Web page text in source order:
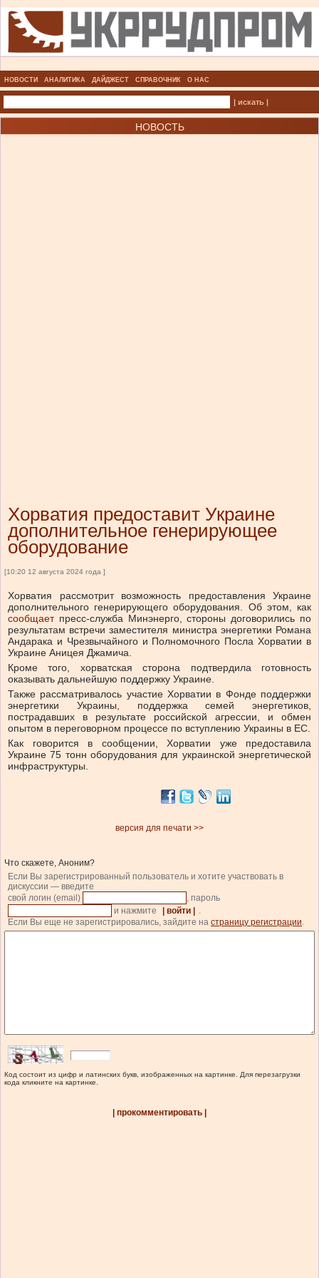
НОВОСТИ АНАЛИТИКА ДАЙДЖЕСТ СПРАВОЧНИК О НАС
| искать |
НОВОСТЬ
Хорватия предоставит Украине
дополнительное генерирующее
оборудование
[10:20 12 августа 2024 года ]
Хорватия рассмотрит возможность предоставления Украине
дополнительного генерирующего оборудования. Об этом, как
сообщаетпресс-служба Минэнерго, стороны договорились по
результатам встречи заместителя министра энергетики Романа
Андарака и Чрезвычайного и Полномочного Посла Хорватии в
Украине Аницея Джамича.
Кроме того, хорватская сторона подтвердила готовность
оказывать дальнейшую поддержку Украине.
Также рассматривалось участие Хорватии в Фонде поддержки
энергетики Украины, поддержка семей энергетиков,
пострадавших в результате российской агрессии, и обмен
опытом в переговорном процессе по вступлению Украины в ЕС.
Как говорится в сообщении, Хорватии уже предоставила
Украине 75 тонн оборудования для украинской энергетической
инфраструктуры.
версия для печати >>
Что скажете, Аноним?
Если Вы зарегистрированный пользователь и хотите участвовать в
дискуссии — введите
свой логин (email)
, пароль
и нажмите
| войти |
.
Если Вы еще не зарегистрировались, зайдите на страницу регистрации.
Код состоит из цифр и латинских букв, изображенных на картинке. Для перезагрузки
кода кликните на картинке.
| прокомментировать |